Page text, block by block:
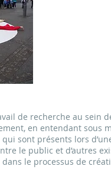
de recherche au
en entendant sous
sont présents lors
le public et d’autres
le processus de